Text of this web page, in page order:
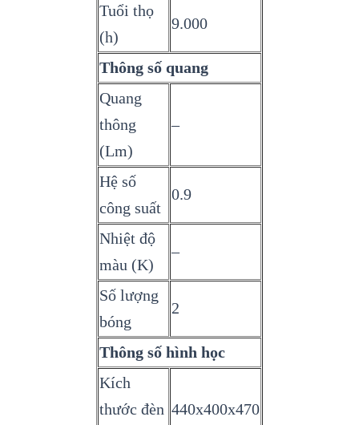
Tuổi thọ
(h)
9.000
Thông số quang
Quang
thông
(Lm)
–
Hệ số
công suất
0.9
Nhiệt độ
màu (K)
–
Số lượng
bóng
2
Thông số hình học
Kích
thước đèn 440x400x470